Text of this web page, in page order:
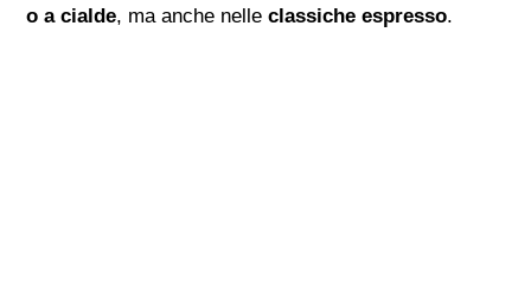
o a cialde, ma anche nelleclassiche espresso.